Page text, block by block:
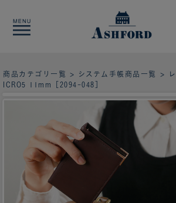
商品カテゴリ一覧 > システム手帳商品一覧
>
ICRO5 11mm［2094-048］